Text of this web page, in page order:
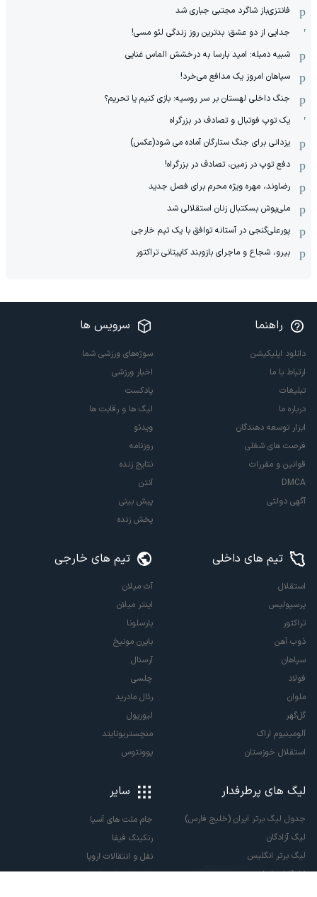
فانتزی‌باز شاگرد مجتبی جباری شد
جدایی از دو عشق؛ بدترین روز زندگی لئو مسی!
شبیه دمبله: امید بارسا به درخشش الماس غنایی
سپاهان امروز یک مدافع می‌خرد!
جنگ داخلی لهستان بر سر روسیه: بازی کنیم یا تحریم؟
یک توپ فوتبال و تصادف در بزرگراه
یزدانی برای جنگ ستارگان آماده می شود(عکس)
دفع توپ در زمین، تصادف در بزرگراه!
رضاوند، مهره ویژه محرم برای فصل جدید
ملی‌پوش بسکتبال زنان استقلالی شد
پورعلی‌گنجی در آستانه توافق با یک تیم خارجی
بیرو، شجاع و ماجرای بازوبند کاپیتانی تراکتور
راهنما
دانلود اپلیکیشن
ارتباط با ما
تبلیغات
درباره ما
ابزار توسعه دهندگان
فرصت های شغلی
قوانین و مقررات
DMCA
آگهی دولتی
سرویس ها
سوژه‌های ورزشی شما
اخبار ورزشی
پادکست
لیگ ها و رقابت ها
ویدئو
روزنامه
نتایج زنده
آنتن
پیش بینی
پخش زنده
تیم های داخلی
استقلال
پرسپولیس
تراکتور
ذوب آهن
سپاهان
فولاد
ملوان
گل‌گهر
آلومینیوم اراک
استقلال خوزستان
تیم های خارجی
آث میلان
اینتر میلان
بارسلونا
بایرن مونیخ
آرسنال
چلسی
رئال مادرید
لیورپول
منچستریونایتد
یوونتوس
لیگ های پرطرفدار
جدول لیگ برتر ایران (خلیج فارس)
لیگ آزادگان
لیگ برتر انگلیس
لالیگا اسپانیا
سایر
جام ملت های آسیا
رنکینگ فیفا
نقل و انتقالات اروپا
نقل و انتقالات ایران